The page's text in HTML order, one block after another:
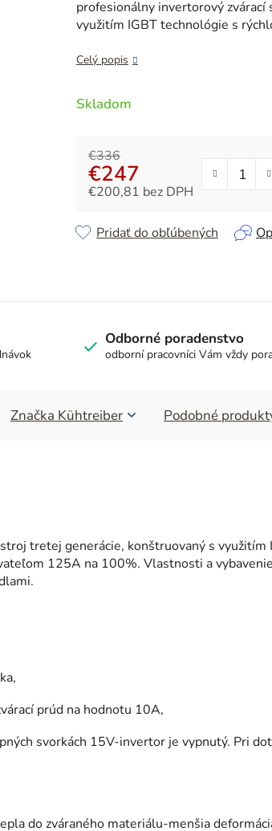
z
5
profesionálny invertorový
využitím IGBT technológie s
Celý popis
Skladom
€336
€247
€200,81 bez DPH
Pridať do obľúbených
Odborné poradenstvo
odborní pracovníci Vám vždy
Značka Kühtreiber Podobné
tretej generácie, konštruovaný s využitím
125A na 100%. Vlastnosti a
prúd na hodnotu 10A,
svorkách 15V-invertor je vypnutý. Pri
do zváraného materiálu-menšia